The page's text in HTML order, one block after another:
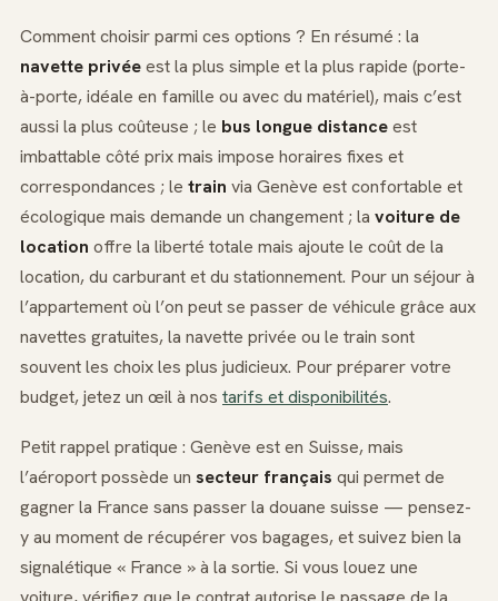
Comment choisir parmi ces options ? En résumé : la
navette privéeest la plus simple et la plus rapide (porte-
à-porte, idéale en famille ou avec du matériel), mais c’est
aussi la plus coûteuse ; le bus longue distanceest
imbattable côté prix mais impose horaires fixes et
correspondances ; le train via Genève est confortable et
écologique mais demande un changement ; la voiture de
location offre la liberté totale mais ajoute le coût de la
location, du carburant et du stationnement. Pour un séjour à
l’appartement où l’on peut se passer de véhicule grâce aux
navettes gratuites, la navette privée ou le train sont
souvent les choix les plus judicieux. Pour préparer votre
budget, jetez un œil à nos tarifs et disponibilités.
Petit rappel pratique : Genève est en Suisse, mais
l’aéroport possède un secteur français qui permet de
gagner la France sans passer la douane suisse — pensez-
y au moment de récupérer vos bagages, et suivez bien la
signalétique « France » à la sortie. Si vous louez une